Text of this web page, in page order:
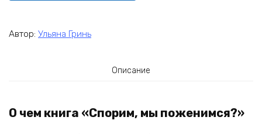
Автор: Ульяна Гринь
Описание
О чем книга «Спорим, мы поженимся?»